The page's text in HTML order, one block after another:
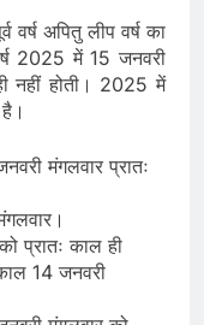
वर्ष अपितु लीप वर्ष का
2025 में 15 जनवरी
नहीं होती। 2025 में
मंगलवार प्रातः
प्रातः काल ही
14 जनवरी